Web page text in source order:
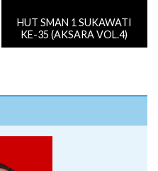
HUT SMAN 1 SUKAWATI
KE-35 (AKSARA VOL.4)